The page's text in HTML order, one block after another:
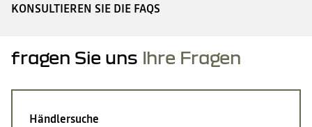
KONSULTIEREN SIE DIE FAQS
fragen Sie uns Ihre Fragen
Händlersuche